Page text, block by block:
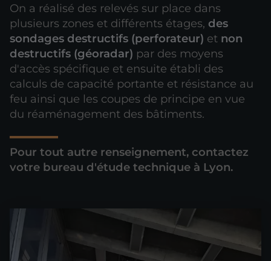
On a réalisé des relevés sur place dans
plusieurs zones et différents étages, des
sondages destructifs (perforateur) et non
destructifs (géoradar) par des moyens
d'accès spécifique et ensuite établi des
calculs de capacité portante et résistance au
feu ainsi que les coupes de principe en vue
du réaménagement des bâtiments.
Pour tout autre renseignement, contactez
votre bureau d'étude technique à Lyon.